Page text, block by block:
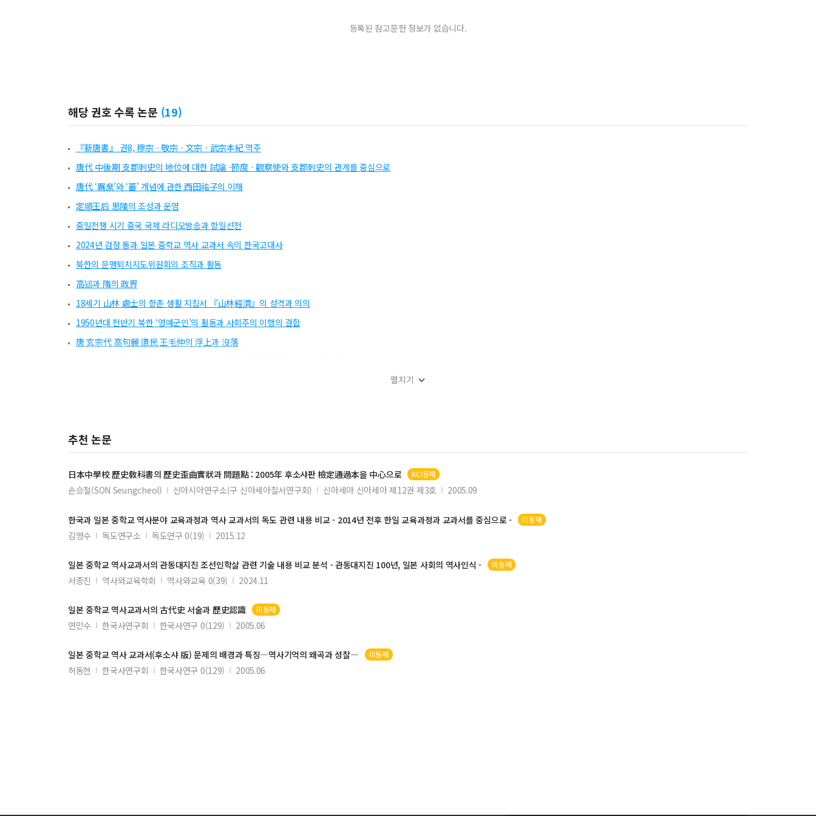
등록된 참고문헌 정보가 없습니다.
해당 권호 수록 논문 (19)
『新唐書』 권8, 穆宗ㆍ敬宗ㆍ文宗ㆍ武宗本紀 역주
唐代 中後期 支郡刺史의 地位에 대한 試論 -節度ㆍ觀察使와 支郡刺史의 관계를 중심으로
唐代 ‘羈縻’와 ‘蕃’ 개념에 관한 西田祐子의 이해
定順王后 思陵의 조성과 운영
중일전쟁 시기 중국 국제 라디오방송과 항일선전
2024년 검정 통과 일본 중학교 역사 교과서 속의 한국고대사
북한의 문맹퇴치지도위원회의 조직과 활동
高熲과 隋의 政界
18세기 山林 處士의 향촌 생활 지침서 『山林經濟』의 성격과 의의
1950년대 전반기 북한 ‘영예군인’의 활동과 사회주의 이행의 결합
唐 玄宗代 高句麗 遺民 王毛仲의 浮上과 沒落
일본 사회가 바라 본 근현대 한국과 동아시아 - 2024 일본 중학교과서 검정 결과를 살펴보고
14세기 고려불교와 白雲景閑
1930년대 중후반 이후 조선총독부의 ‘佛法硏究會’ 인식과 통제
펼치기
추천 논문
日本中學校歷史敎科書의歷史歪曲實狀과 問題點 : 2005年 후소샤판 檢定通過本을 中心으로 KCI등재
손승철(SON Seungcheol) 신아시아연구소(구 신아세아질서연구회) 신아세아 신아세아 제12권 제3호 2005.09
한국과 일본 중학교역사분야 교육과정과 역사 교과서의 독도 관련 내용 비교 - 2014년 전후 한일 교육과정과 교과서를 중심으로 - 미등재
김영수 독도연구소 독도연구 0(19) 2015.12
일본 중학교역사교과서의 관동대지진 조선인학살 관련 기술 내용 비교 분석 - 관동대지진 100년, 일본 사회의 역사인식 - 미등재
서종진 역사와교육학회 역사와교육 0(39) 2024.11
일본 중학교역사교과서의 古代史 서술과 歷史認識 미등재
연민수 한국사연구회 한국사연구 0(129) 2005.06
일본 중학교역사 교과서(후소샤 版) 문제의 배경과 특징―역사기억의 왜곡과 성찰― 미등재
허동현 한국사연구회 한국사연구 0(129) 2005.06